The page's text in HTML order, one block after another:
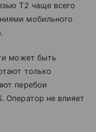
T2 чаще всего
мобильного
может быть
только
перебои
Оператор не влияет